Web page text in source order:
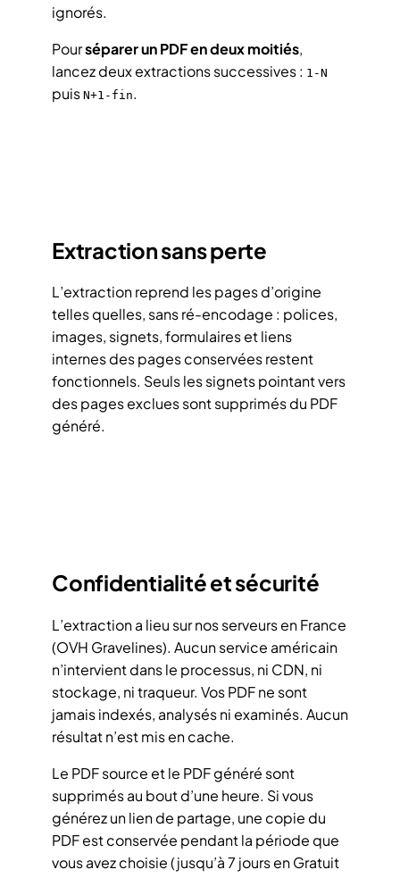
ignorés.
Pourséparer un PDF en deux moitiés,
lancez deux extractions successives : 1-N
puis N+1-fin.
Extraction sans perte
L’extraction reprend les pages d’origine
telles quelles, sans ré-encodage : polices,
images, signets, formulaires et liens
internes des pages conservées restent
fonctionnels. Seuls les signets pointant vers
des pages exclues sont supprimés du PDF
généré.
Confidentialité et sécurité
L’extraction a lieu sur nos serveurs en France
(OVH Gravelines). Aucun service américain
n’intervient dans le processus, ni CDN, ni
stockage, ni traqueur. Vos PDF ne sont
jamais indexés, analysés ni examinés. Aucun
résultat n’est mis en cache.
Le PDF source et le PDF généré sont
supprimés au bout d’une heure. Si vous
générez un lien de partage, une copie du
PDF est conservée pendant la période que
vous avez choisie (jusqu’à 7 jours en Gratuit